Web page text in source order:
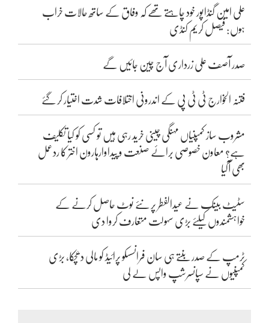
علی امین گنڈاپور خود چاہتے تھے کہ وفاق کے ساتھ حالات خراب
ہوں: فیصل کریم کنڈی
صدر آصف علی زرداری آج چین جائیں گے
فتنہ الخوارج ٹی ٹی پی کے اندرونی اختلافات شدت اختیار کر گئے
مشروب ساز کمپنیاں مہنگی چینی خرید رہی ہیں تو کسی کو کیا تکلیف
ہے؟ معاون خصوصی برائے صنعت و پیداوارہارون اختر کا ردعمل
بھی آگیا
سٹیٹ بینک نے عیدالفطر پر نئے نوٹ حاصل کرنے کے
خواہشمندوں کیلئے بڑی سہولت متعارف کروا دی
ٹرمپ کے صدر بنتے ہی سان فرانسسکو پرائیڈ کو مالی دھچکا، بڑی
کمپنیوں نے سپانسرشپ واپس لے لی